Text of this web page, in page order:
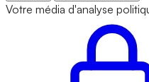
Votre média d'analyse